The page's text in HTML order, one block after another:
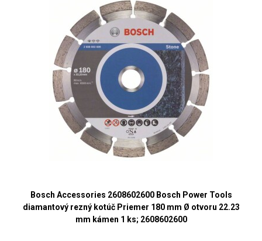
Bosch Accessories 2608602600 Bosch Power Tools
diamantový rezný kotúč Priemer 180 mm Ø otvoru 22.23
mm kámen 1 ks; 2608602600